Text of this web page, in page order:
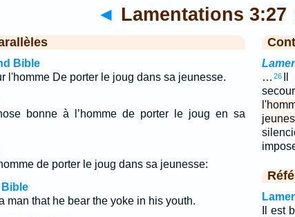
◄ Lamentations 3:27
Bible
l'homme De porter le joug dans sa jeunesse.
bonne à l’homme de porter le joug en sa
de porter le joug dans sa jeunesse:
man that he bear the yoke in his youth.
… 26
Il est